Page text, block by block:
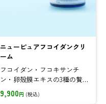
ニューピュアフコイダンクリ
ーム
フコイダン・フコキサンチ
ン・卵殻膜エキスの3種の贅沢
成分を配合でハリのある弾力
肌へと導きます。
9,900円 (税込)